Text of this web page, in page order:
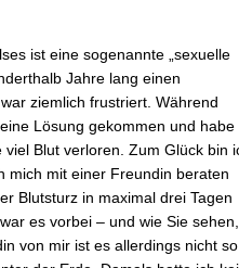
ist eine sogenannte „sexuelle
Jahre lang einen
ziemlich frustriert. Während
Lösung gekommen und habe
Blut verloren. Zum Glück bin
mit einer Freundin beraten
Blutsturz in maximal drei Tagen
es vorbei – und wie Sie
von mir ist es allerdings nicht so